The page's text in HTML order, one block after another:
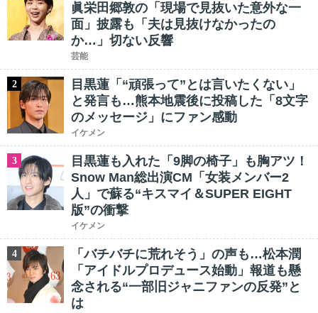
眞栄田郷敦の「現場で見抜いた意外な一
面」披露も「夫は見抜けなかったの
か…」切ない反響
芸能
2
目黒蓮「“頑張って”とは言いたくない」
と発言も…熊本地震後に投稿した「8文字
のメッセージ」にファン感動
イケメン
3
目黒蓮も入れた「9脚の椅子」も胸アツ！
Snow Man総出演CM「女装メンバー2
人」で蘇る“キスマイ＆SUPER EIGHT
版”の衝撃
イケメン
4
「バチバチに荒れそう」の声も…松本潤
「アイドルプロデュース始動」報道も懸
念される“一部旧ジャニファンの反発”と
は